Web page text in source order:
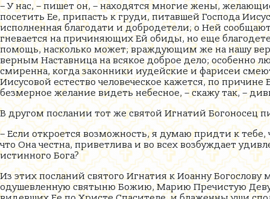
– У нас, – пишет он, – находятся многие жены,
посетить Ее, припасть к груди, питавшей Господа
исполненная благодати и добродетели; о Ней
гневается на причиняющих Ей обиды, но еще
помощь, насколько может; враждующим же на нашу
верным Наставница на всякое доброе дело; особенно
смиренна, когда законники иудейские и фарисеи
Иисусовой естество человеческое кажется, по
безмерное желание видеть небесное, – скажу так, –
В другом послании тот же святой Игнатий Богоносец
– Если откроется возможность, я думаю придти к
что Она честна, приветлива и во всех возбуждает
истинного Бога?
Из этих посланий святого Игнатия к Иоанну
одушевленную святыню Божию, Марию Пречистую